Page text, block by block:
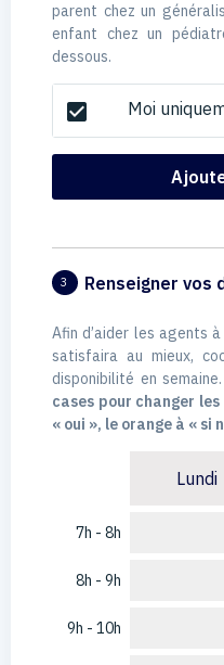
parent chez un
enfant chez un
dessous.
check_box Moi
3 Renseigner vos
Afin d’aider les agents
satisfaira au mieux,
disponibilité en semaine.
cases pour changer
« oui », le orange à « si
7h - 8h
8h - 9h
9h - 10h
Lundi